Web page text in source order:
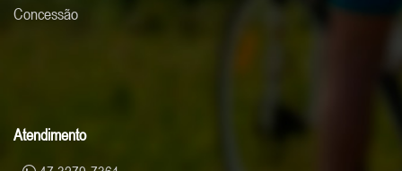
Concessão
Atendimento